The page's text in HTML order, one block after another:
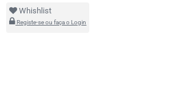
Whishlist
Registe-se ou faça o Login